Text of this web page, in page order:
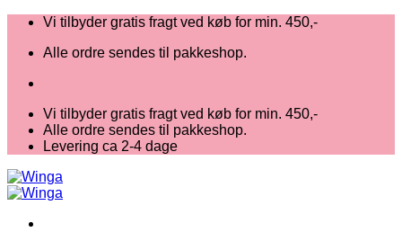
Fortsæt
indhold
Vi tilbyder gratis fragt ved køb for min. 450,-
Alle ordre sendes til pakkeshop.
Vi tilbyder gratis fragt ved køb for min. 450,-
Alle ordre sendes til pakkeshop.
Levering ca 2-4 dage